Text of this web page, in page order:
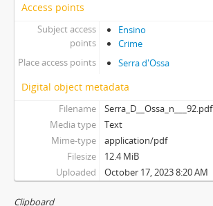
Access points
Subject access
points
Ensino
Crime
Place access points
Serra d'Ossa
Digital object metadata
Filename
Serra_D__Ossa_n___92.pdf
Media type
Text
Mime-type
application/pdf
Filesize
12.4 MiB
Uploaded
October 17, 2023 8:20 AM
Clipboard